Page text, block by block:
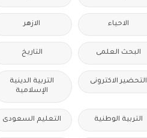
الاحياء الازهر
البحث العلمى التاريخ
التحضير الاكترونى
التربية الدينية
الإسلامية
التربية الوطنية التعليم السعودى